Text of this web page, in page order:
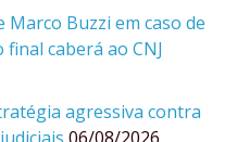
Marco Buzzi em caso de
caberá ao CNJ
agressiva contra